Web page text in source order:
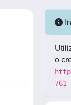
o
761